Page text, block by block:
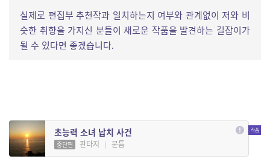
실제로 편집부 추천작과 일치하는지 여부와 관계없이 저와 비
슷한 취향을 가지신 분들이 새로운 작품을 발견하는 길잡이가
될 수 있다면 좋겠습니다.
초능력 소녀 납치 사건
중단편 판타지 | 문틈